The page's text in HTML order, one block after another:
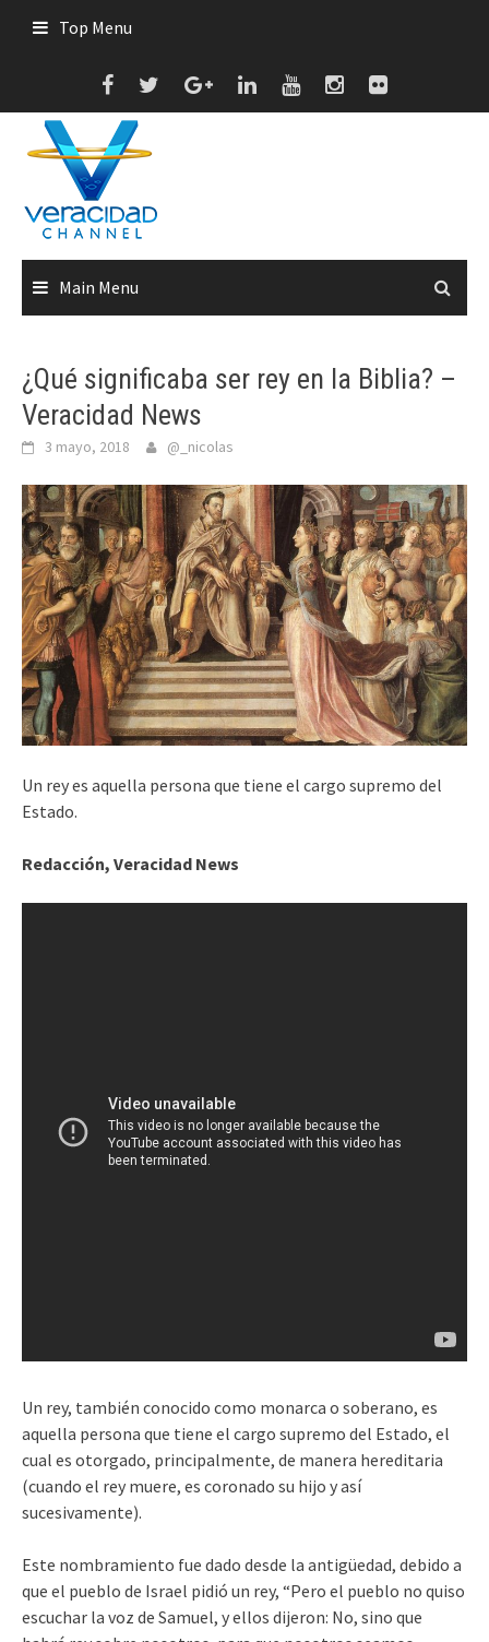
Top Menu
Main Menu
¿Qué significaba ser rey en la Biblia? –
Veracidad News
3 mayo, 2018 @_nicolas
Un rey es aquella persona que tiene el cargo supremo del
Estado.
Redacción, Veracidad News
Un rey, también conocido como monarca o soberano, es
aquella persona que tiene el cargo supremo del Estado, el
cual es otorgado, principalmente, de manera hereditaria
(cuando el rey muere, es coronado su hijo y así
sucesivamente).
Este nombramiento fue dado desde la antigüedad, debido a
que el pueblo de Israel pidió un rey, “Pero el pueblo no quiso
escuchar la voz de Samuel, y ellos dijeron: No, sino que